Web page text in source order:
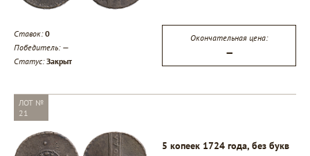
Ставок:0
Победитель: —
Статус:Закрыт
Окончательная цена:
—
ЛОТ №
21
5 копеек 1724 года, без букв